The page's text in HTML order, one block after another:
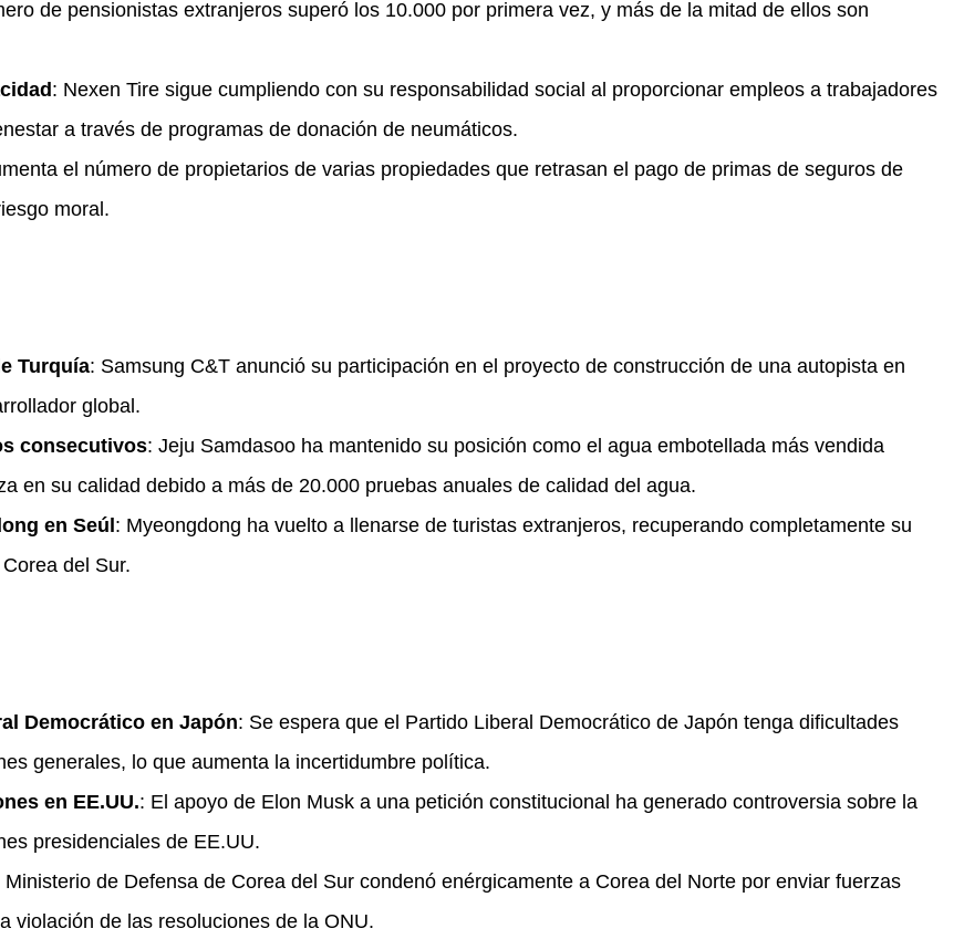
de pensionistas extranjeros superó los 10.000 por primera vez, y más de la mitad de ellos son
: Nexen Tire sigue cumpliendo con su responsabilidad social al proporcionar empleos a trabajadores
a través de programas de donación de neumáticos.
el número de propietarios de varias propiedades que retrasan el pago de primas de seguros de
moral.
Turquía: Samsung C&T anunció su participación en el proyecto de construcción de una autopista en
global.
consecutivos: Jeju Samdasoo ha mantenido su posición como el agua embotellada más vendida
en su calidad debido a más de 20.000 pruebas anuales de calidad del agua.
en Seúl: Myeongdong ha vuelto a llenarse de turistas extranjeros, recuperando completamente su
del Sur.
Democrático en Japón: Se espera que el Partido Liberal Democrático de Japón tenga dificultades
generales, lo que aumenta la incertidumbre política.
en EE.UU.: El apoyo de Elon Musk a una petición constitucional ha generado controversia sobre la
presidenciales de EE.UU.
Ministerio de Defensa de Corea del Sur condenó enérgicamente a Corea del Norte por enviar fuerzas
violación de las resoluciones de la ONU.